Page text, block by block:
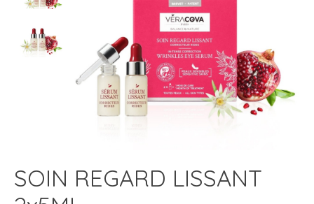
SOIN REGARD LISSANT